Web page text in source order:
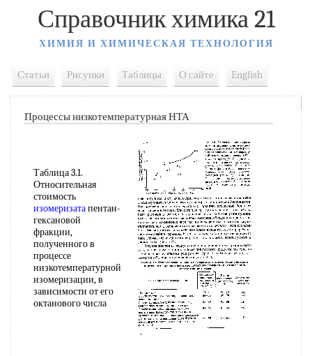
Справочник химика 21
ХИМИЯ И ХИМИЧЕСКАЯ ТЕХНОЛОГИЯ
Статьи Рисунки Таблицы О сайте English
Процессы низкотемпературная НТА
Таблица 3.1.
Относительная
стоимость
изомеризатапентан-
гексановой
фракции,
полученного в
процессе
низкотемпературной
изомеризации, в
зависимости от его
октанового числа